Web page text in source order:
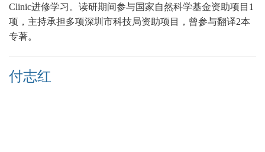
Clinic进修学习。 读研期间参与国家自然科学基金资助项目1
项，主持承担多项深圳市科技局资助项目，曾参与翻译2本
专著。
付志红